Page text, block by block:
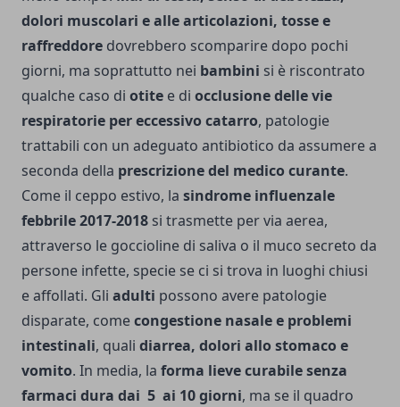
dolori muscolari e alle articolazioni, tosse e
raffreddore dovrebbero scomparire dopo pochi
giorni, ma soprattutto nei bambini si è riscontrato
qualche caso di otite e di occlusione delle vie
respiratorie per eccessivo catarro, patologie
trattabili con un adeguato antibiotico da assumere a
seconda della prescrizione del medico curante.
Come il ceppo estivo, la sindrome influenzale
febbrile 2017-2018 si trasmette per via aerea,
attraverso le goccioline di saliva o il muco secreto da
persone infette, specie se ci si trova in luoghi chiusi
e affollati. Gli adulti possono avere patologie
disparate, comecongestione nasale e problemi
intestinali, quali diarrea, dolori allo stomaco e
vomito. In media, la forma lieve curabile senza
farmaci dura dai 5 ai 10giorni, ma se il quadro